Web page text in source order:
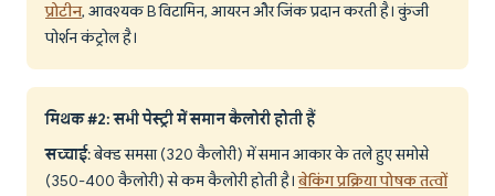
प्रोटीन, आवश्यक B विटामिन, आयरन और जिंक प्रदान करती है। कुंजी
पोर्शन कंट्रोल है।
मिथक #2: सभी पेस्ट्री में समान कैलोरी होती हैं
सच्चाई: बेक्ड समसा (320 कैलोरी) में समान आकार के तले हुए समोसे
(350-400 कैलोरी) से कम कैलोरी होती है।बेकिंग प्रक्रिया पोषक तत्वों